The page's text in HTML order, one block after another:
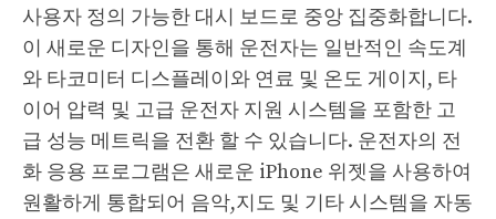
사용자 정의 가능한 대시 보드로 중앙 집중화합니다.
이 새로운 디자인을 통해 운전자는 일반적인 속도계
와 타코미터 디스플레이와 연료 및 온도 게이지, 타
이어 압력 및 고급 운전자 지원 시스템을 포함한 고
급 성능 메트릭을 전환 할 수 있습니다. 운전자의 전
화 응용 프로그램은 새로운 iPhone 위젯을 사용하여
원활하게 통합되어 음악,지도 및 기타 시스템을 자동